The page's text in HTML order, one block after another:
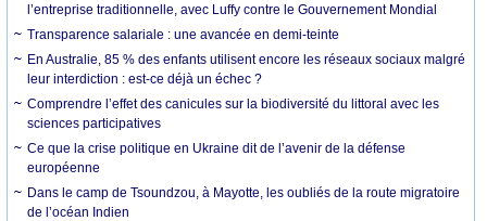
l’entreprise traditionnelle, avec Luffy contre le Gouvernement Mondial
Transparence salariale : une avancée en demi-teinte
En Australie, 85 % des enfants utilisent encore les réseaux sociaux malgré
leur interdiction : est-ce déjà un échec ?
Comprendre l’effet des canicules sur la biodiversité du littoral avec les
sciences participatives
Ce que la crise politique en Ukraine dit de l’avenir de la défense
européenne
Dans le camp de Tsoundzou, à Mayotte, les oubliés de la route migratoire
de l’océan Indien